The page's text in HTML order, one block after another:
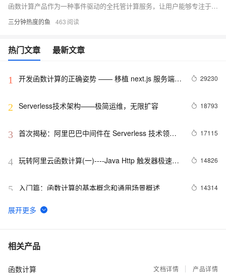
函数计算产品作为一种事件驱动的全托管计算服务，让用户能够专注于业务逻辑的编写，而无需关心底层服务器的管理与运维。你可以有效地利用函数计算产品来支撑各类应用场景，从简单的数据处理到复杂的业务逻辑，实现快速、高效、低成本的云上部署与运维。以下是一些关于使用函数计算产品的合集和要点，帮助你更好地理解和应用这一服务。
三分钟热度的鱼 463
热门文章 最新文章
1
开发函数计算的正确姿势 —— 移植 next.js 服务端渲
29230
2 Serverless技术架构——极简运维，无限扩容 18793
3 首次揭秘：阿里巴巴中间件在 Serverless 技术领域
17115
4 玩转阿里云函数计算(一)----Java Http 触发器极速迁
14826
5 入门篇：函数计算的基本概念和通用场景概述 14314
6 php runtime 中 headers already sent 问题解决方案
7 实践篇：搭建无服务器应用--函数计算+API网关+云
8 大道至简 - 基于Docker的Serverless探索之旅 11948
相关产品
函数计算 文档详情 产品详情